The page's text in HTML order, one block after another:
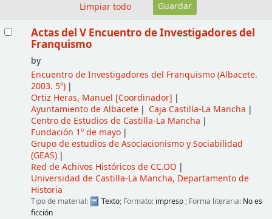
Limpiar todo
Actas del V Encuentro de Investigadores del
Franquismo
by
Encuentro de Investigadores del Franquismo(Albacete.
2003. 5º)
Ortiz Heras, Manuel [Coordinador]
Ayuntamiento de Albacete
Caja Castilla-La Mancha
Centro de Estudios de Castilla-La Mancha
Fundación 1º de mayo
Grupo de estudios de Asociacionismo y Sociabilidad
(GEAS)
Red de Achivos Históricos de CC.OO
Universidad de Castilla-La Mancha, Departamento de
Historia
Tipo de material: Texto; Formato: impreso ; Forma literaria: No es
ficción